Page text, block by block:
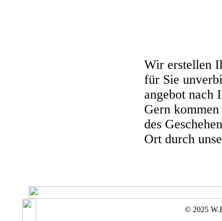
Wir erstellen
für Sie
angebot nach
Gern
des
Ort durch
© 2025